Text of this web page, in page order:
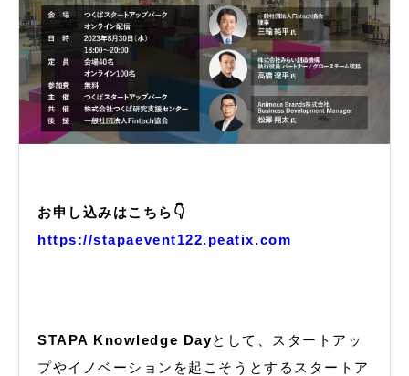
お申し込みはこちら👇
https://stapaevent122.peatix.com
STAPA Knowledge Dayとして、スタートアッ
プやイノベーションを起こそうとするスタートア